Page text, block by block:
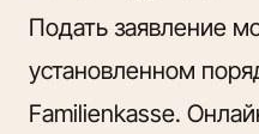
Подать заявление
установленном
Familienkasse.